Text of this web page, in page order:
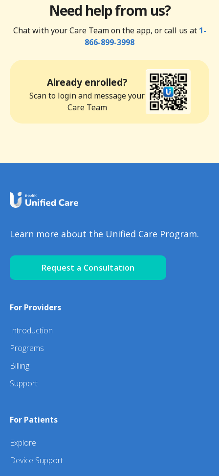
Need help from us?
Chat with your Care Team on the app, or call us at 1-
866-899-3998
Already enrolled?
Scan to login and message your
Care Team
Learn more about the Unified Care Program.
Request a Consultation
For Providers
Introduction
Programs
Billing
Support
For Patients
Explore
Device Support